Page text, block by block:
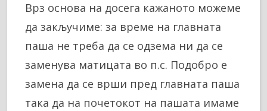
Врз основа на досега кажаното можеме
да закључиме: за време на главната
паша не треба да се одзема ни да се
заменува матицата во п.с. Подобро е
замена да се врши пред главната паша
така да на почетокот на пашата имаме